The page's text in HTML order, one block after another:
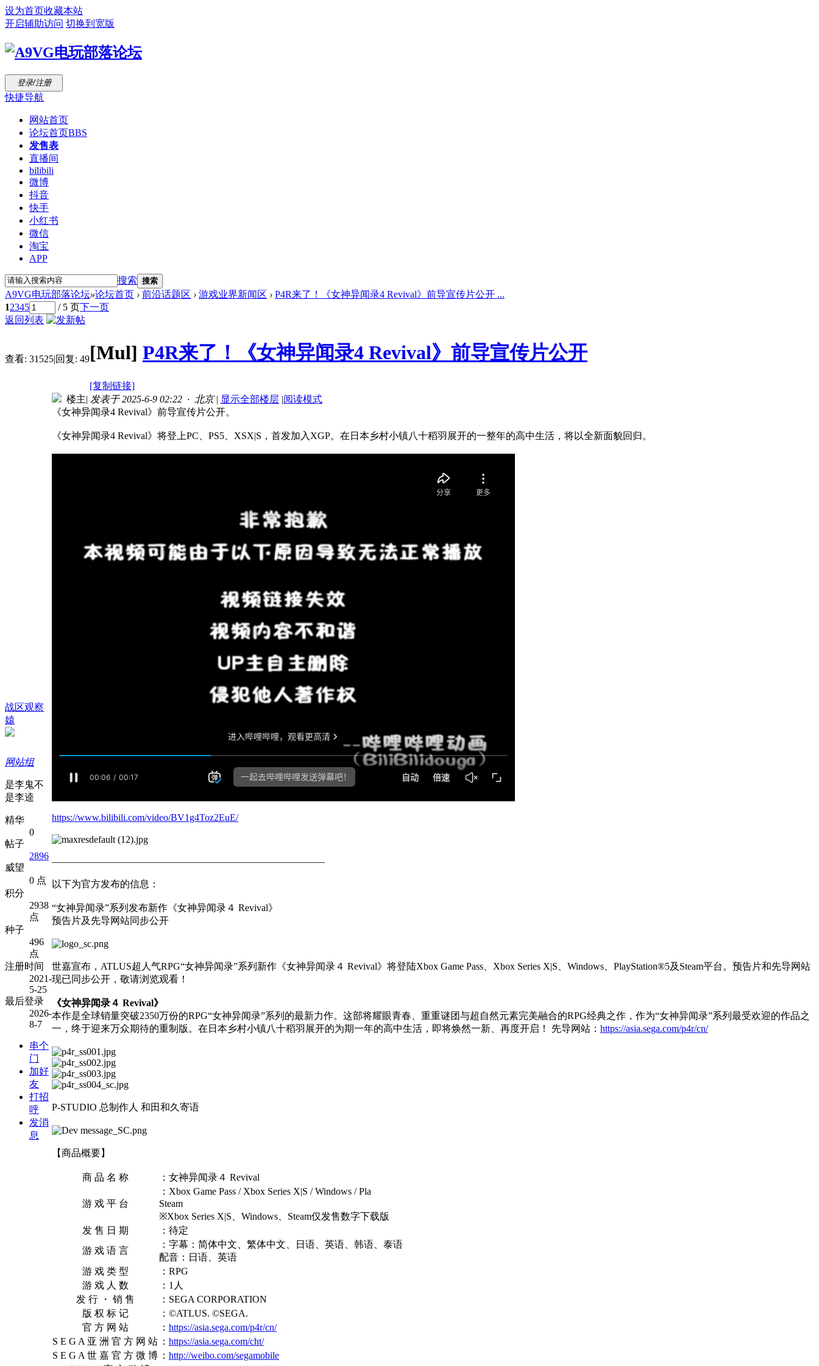
设为首页收藏本站
开启辅助访问 切换到宽版
登录/注册
快捷导航
网站首页
论坛首页BBS
发售表
直播间
bilibili
微博
抖音
快手
小红书
微信
淘宝
APP
搜索 搜索
A9VG电玩部落论坛»论坛首页 › 前沿话题区 › 游戏业界新闻区 › P4R来了！《女神异闻录4 Revival》前导宣传片公开 ...
12345 / 5 页下一页
返回列表
查看: 31525|回复: 49[Mul] P4R来了！《女神异闻录4 Revival》前导宣传片公开
[复制链接]
战区观察
媴
网站组
是李鬼不
是李逵
精华
0
帖子
2896
威望
0 点
积分
2938
点
种子
496
点
注册时间
2021-
5-25
最后登录
2026-
8-7
串个
门
加好
友
打招
呼
发消
息
楼主| 发表于 2025-6-9 02:22 · 北京 | 显示全部楼层 |阅读模式
《女神异闻录4 Revival》前导宣传片公开。
《女神异闻录4 Revival》将登上PC、PS5、XSX|S，首发加入XGP。在日本乡村小镇八十稻羽展开的一整年的高中生活，将以全新面貌回归。
https://www.bilibili.com/video/BV1g4Toz2EuE/
————————————————————————————
以下为官方发布的信息：
“女神异闻录”系列发布新作《女神异闻录４ Revival》
预告片及先导网站同步公开
世嘉宣布，ATLUS超人气RPG“女神异闻录”系列新作《女神异闻录４ Revival》将登陆Xbox Game Pass、Xbox Series X|S、Windows、PlayStation®5及Steam平台。预告片和先导网站
现已同步公开，敬请浏览观看！
《女神异闻录４ Revival》
本作是全球销量突破2350万份的RPG“女神异闻录”系列的最新力作。这部将耀眼青春、重重谜团与超自然元素完美融合的RPG经典之作，作为“女神异闻录”系列最受欢迎的作品之
一，终于迎来万众期待的重制版。在日本乡村小镇八十稻羽展开的为期一年的高中生活，即将焕然一新、再度开启！ 先导网站： https://asia.sega.com/p4r/cn/
P-STUDIO 总制作人 和田和久寄语
【商品概要】
商 品 名 称 ：女神异闻录４ Revival
游 戏 平 台
：Xbox Game Pass / Xbox Series X|S / Windows / Pla
Steam
※Xbox Series X|S、Windows、Steam仅发售数字下载版
发 售 日 期
：待定
游 戏 语 言
：字幕：简体中文、繁体中文、日语、英语、韩语、泰语
配音：日语、英语
游 戏 类 型
：RPG
游 戏 人 数
：1人
发 行 ・ 销 售
：SEGA CORPORATION
版 权 标 记
：©ATLUS. ©SEGA.
官 方 网 站
： https://asia.sega.com/p4r/cn/
S E G A 亚 洲 官 方 网 站 ： https://asia.sega.com/cht/
S E G A 世 嘉 官 方 微 博 ： http://weibo.com/segamobile